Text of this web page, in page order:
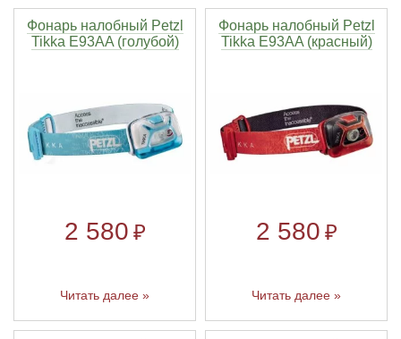
Фонарь налобный Petzl
Tikka E93AA (голубой)
2 580 ₽
Читать далее »
Фонарь налобный Petzl
Tikka E93AA (красный)
2 580 ₽
Читать далее »